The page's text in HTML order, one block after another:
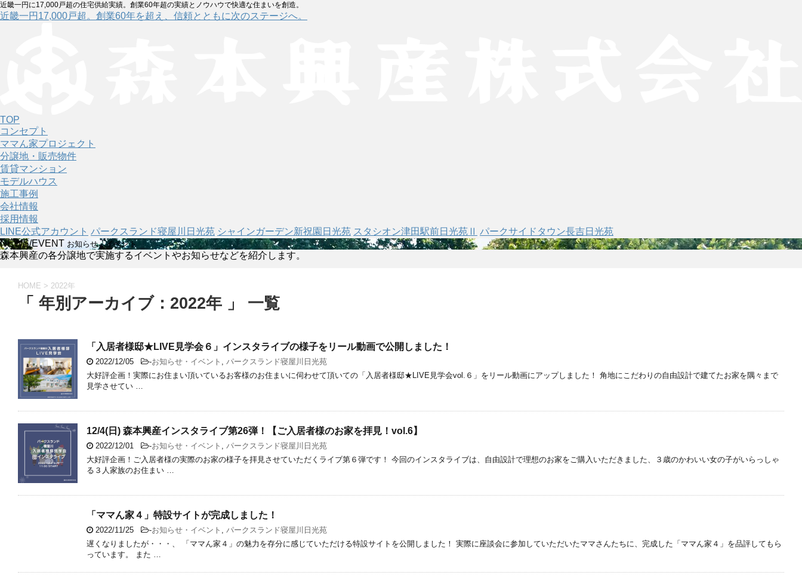
近畿一円に17,000戸超の住宅供給実績。創業60年超の実績とノウハウで快適な住まいを創造。
近畿一円17,000戸超。創業60年を超え、信頼とともに次のステージへ。
TOP
コンセプト
ママん家プロジェクト
分譲地・販売物件
賃貸マンション
モデルハウス
施工事例
会社情報
採用情報
LINE公式アカウント パークスランド寝屋川日光苑 シャインガーデン新祝園日光苑 スタシオン津田駅前日光苑Ⅱ パークサイドタウン長吉日光苑
NEWS/EVENT お知らせ・イベント
森本興産の各分譲地で実施するイベントやお知らせなどを紹介します。
HOME > 2022年
「 年別アーカイブ：2022年 」 一覧
「入居者様邸★LIVE見学会６」インスタライブの様子をリール動画で公開しました！
2022/12/05 -お知らせ・イベント
パークスランド寝屋川日光苑
大好評企画！実際にお住まい頂いているお客様のお住まいに伺わせて頂いての「入居者様邸★LIVE見学会vol.６」をリール動画にアップしました！ 角地にこだわりの自由設計で建てたお家を隅々まで
見学させてい …
12/4(日) 森本興産インスタライブ第26弾！【ご入居者様のお家を拝見！vol.6】
2022/12/01 -お知らせ・イベント
パークスランド寝屋川日光苑
大好評企画！ご入居者様の実際のお家の様子を拝見させていただくライブ第６弾です！ 今回のインスタライブは、自由設計で理想のお家をご購入いただきました、３歳のかわいい女の子がいらっしゃ
る３人家族のお住まい …
「ママん家４」特設サイトが完成しました！
2022/11/25 -お知らせ・イベント
パークスランド寝屋川日光苑
遅くなりましたが・・・、 「ママん家４」の魅力を存分に感じていただける特設サイトを公開しました！ 実際に座談会に参加していただいたママさんたちに、完成した「ママん家４」を品評してもら
っています。 また …